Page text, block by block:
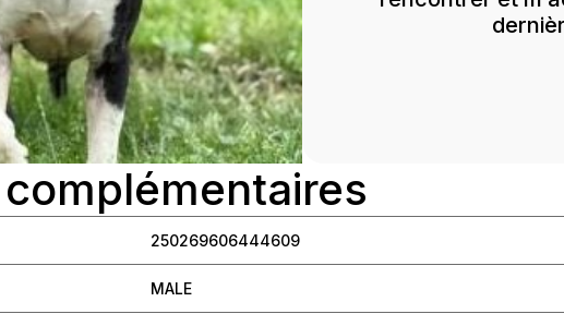
250269606444609
MALE